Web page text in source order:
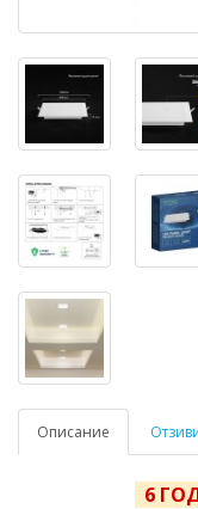
Описание
6